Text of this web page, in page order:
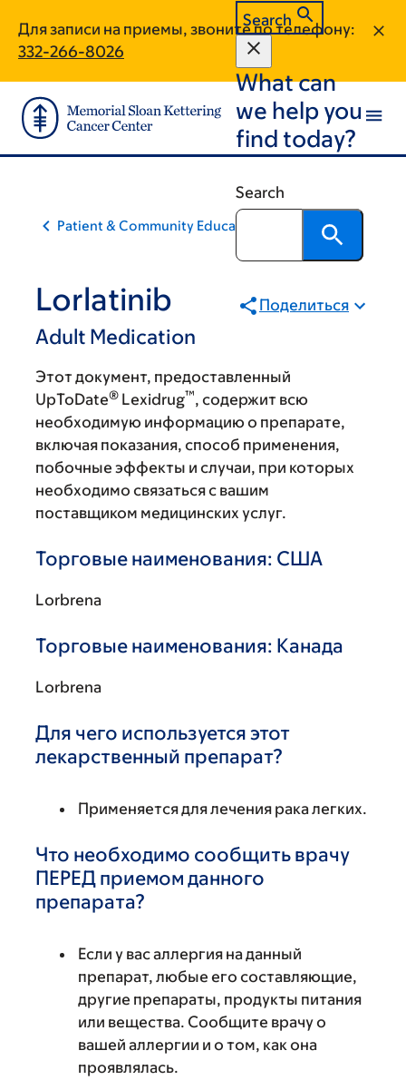
main
content
footer
Для записи на приемы, звоните по телефону:
332-266-8026
Search
What can
we help you
find today?
Search
Patient & Community Education
Lorlatinib
Adult Medication
Поделиться
Этот документ, предоставленный
UpToDate® Lexidrug™, содержит всю
необходимую информацию о препарате,
включая показания, способ применения,
побочные эффекты и случаи, при которых
необходимо связаться с вашим
поставщиком медицинских услуг.
Торговые наименования: США
Lorbrena
Торговые наименования: Канада
Lorbrena
Для чего используется этот
лекарственный препарат?
Применяется для лечения рака легких.
Что необходимо сообщить врачу
ПЕРЕД приемом данного
препарата?
Если у вас аллергия на данный
препарат, любые его составляющие,
другие препараты, продукты питания
или вещества. Сообщите врачу о
вашей аллергии и о том, как она
проявлялась.